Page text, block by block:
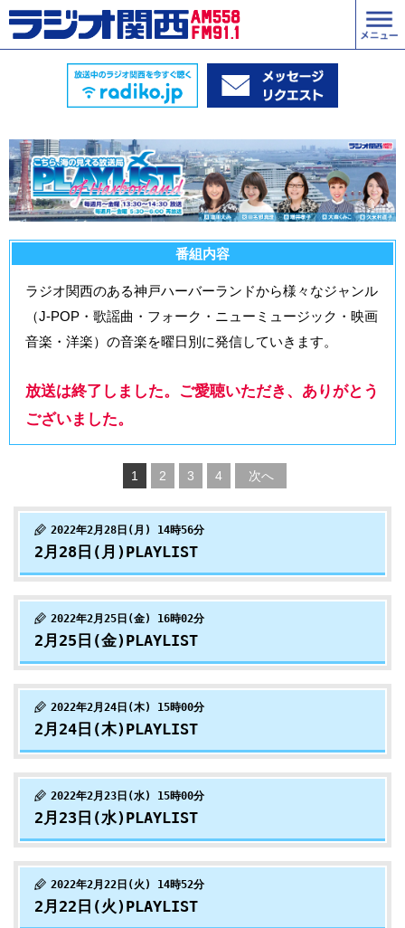
番組内容
ラジオ関西のある神戸ハーバーランドから様々なジャンル
（J-POP・歌謡曲・フォーク・ニューミュージック・映画
音楽・洋楽）の音楽を曜日別に発信していきます。
放送は終了しました。ご愛聴いただき、ありがとう
ございました。
1 2 3 4 次へ
2022年2月28日(月) 14時56分
2月28日(月)PLAYLIST
2022年2月25日(金) 16時02分
2月25日(金)PLAYLIST
2022年2月24日(木) 15時00分
2月24日(木)PLAYLIST
2022年2月23日(水) 15時00分
2月23日(水)PLAYLIST
2022年2月22日(火) 14時52分
2月22日(火)PLAYLIST